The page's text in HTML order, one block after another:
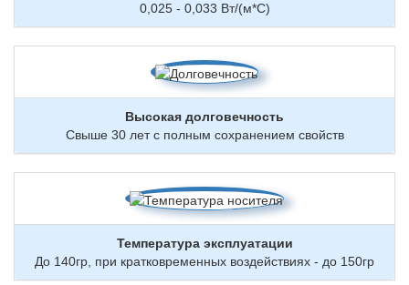
0,025 - 0,033 Вт/(м*С)
Высокая долговечность
Свыше 30 лет с полным сохранением свойств
Температура эксплуатации
До 140гр, при кратковременных воздействиях - до 150гр